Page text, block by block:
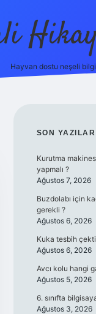
Hayvan dostu neşeli
SON YAZILAR
Kurutma
yapmalı ?
Ağustos 7, 2026
Buzdolabı için
gerekli ?
Ağustos 6, 2026
Kuka tesbih
Ağustos 6, 2026
Avcı kolu hangi
Ağustos 5, 2026
6. sınıfta
Ağustos 3, 2026